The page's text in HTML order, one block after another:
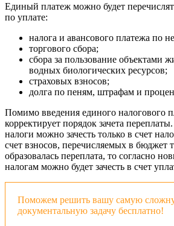
Единый платеж можно будет
по уплате:
налога и авансового платежа по
торгового сбора;
сбора за пользование объектами
водных биологических ресурсов;
страховых взносов;
долга по пеням, штрафам и
Помимо введения единого налогового
корректирует порядок зачета
налоги можно зачесть только в счет
счет взносов, перечисляемых в бюджет
образовалась переплата, то согласно
налогам можно будет зачесть в счет
Поможем решить вашу самую
документальную задачу бесплатно!